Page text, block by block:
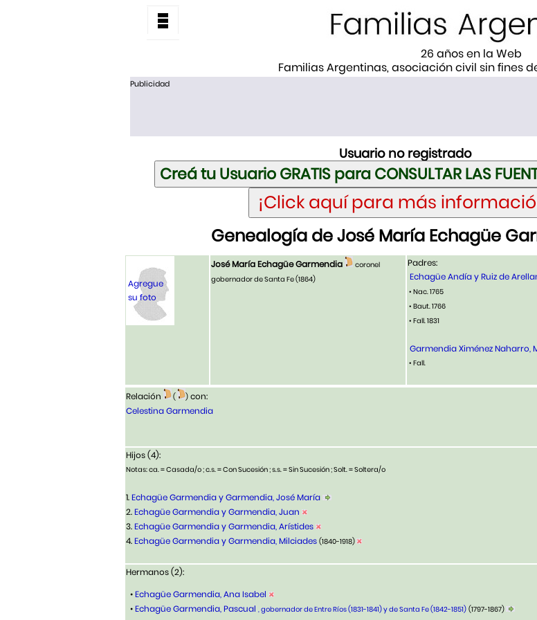
26 años en la Web
Familias Argentinas, asociación civil sin fines
Publicidad
Usuario no registrado
Genealogía de José María Echagüe
Agregue
su foto
José María Echagüe Garmendia
coronel
gobernador de Santa Fe (1864)
Padres:
Echagüe Andía y Ruiz de
• Nac. 1765
• Baut. 1766
• Fall. 1831
Garmendia Ximénez Naharro,
• Fall.
Relación ( ) con:
Celestina Garmendia
Hijos (4):
Notas: ca. = Casada/o ; c.s. = Con Sucesión ; s.s. = Sin Sucesión ; Solt. = Soltera/o
1.Echagüe Garmendia y Garmendia, José María
2.Echagüe Garmendia y Garmendia, Juan
3.Echagüe Garmendia y Garmendia, Arístides
4.Echagüe Garmendia y Garmendia, Milciades (1840-1918)
Hermanos (2):
•Echagüe Garmendia, Ana Isabel
•Echagüe Garmendia, Pascual , gobernador de Entre Ríos (1831-1841) y de Santa Fe (1842-1851) (1797-1867)